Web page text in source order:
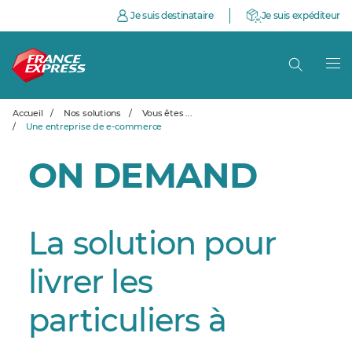
Je suis destinataire Je suis expéditeur
Accueil / Nos solutions /
Vous êtes ...
/
Une entreprise de e-commerce
ON DEMAND
La solution pour
livrer les
particuliers à